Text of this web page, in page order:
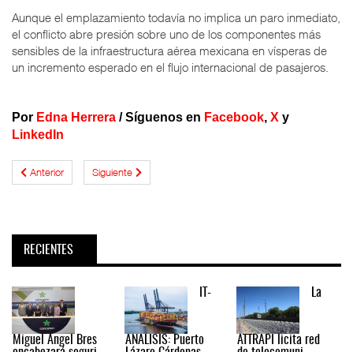
Aunque el emplazamiento todavía no implica un paro inmediato,
el conflicto abre presión sobre uno de los componentes más
sensibles de la infraestructura aérea mexicana en vísperas de
un incremento esperado en el flujo internacional de pasajeros.
Por Edna Herrera /Síguenos en Facebook, X y
LinkedIn
Anterior Siguiente
RECIENTES
Miguel Ángel Bres
IT-
ANÁLISIS: Puerto
La
ATTRAPI licita red